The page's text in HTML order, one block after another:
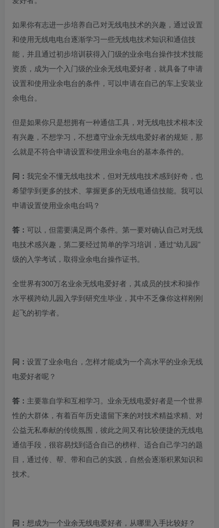
如果你有志进一步培养自己对无线电技术的兴趣，通过设置
和使用无线电电台逐渐学习一些无线电技术知识和通信技
能，并且通过初步培训获得入门级的业余电台操作技术技能
资质，成为一个入门级的业余无线电爱好者，就具备了申请
设置和使用业余电台的条件，可以申请在自己的车上安装业
余电台。
但是如果你只是想拥有一种通信工具，对无线电技术根本没
有兴趣，不想学习，不想遵守业余无线电爱好者的规矩，那
么就是不符合申请设置和使用业余电台的基本条件的。
问： 我完全不懂无线电技术，但对无线电技术感到好奇，也
希望学到更多的技术、掌握更多的无线电通信技能。我可以
申请设置使用业余电台吗？
答： 可以，但需要满足两个条件。第一要对确认自己对无线
电技术感兴趣，第二要经过简单的学习培训，通过“幼儿园”
级的入学考试，取得业余电台操作证书。
全世界有300万名业余无线电爱好者，其成员的技术和操作
水平横跨幼儿园入学到研究生毕业，其中不乏像你这样刚刚
起飞的初学者。
问： 设置了业余电台，怎样才能成为一个高水平的业余无线
电爱好者呢？
答： 主要靠自学和互相学习。业余无线电爱好者是一个世界
性的大群体，有着百年历史遗留下来的对技术精益求精、对
公益无私奉献的传统氛围，彼此之间又有比较便捷的无线电
通信手段，很容易找到适合自己的榜样、适合自己学习的题
目，通过传、帮、带和自己的实践，自然会逐渐积累知识和
技术。
问： 想成为一个业余无线电爱好者，从哪里入手比较好？